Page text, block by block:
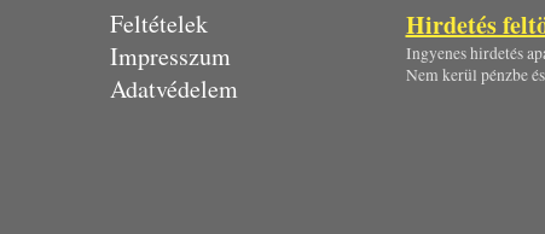
Feltételek
Impresszum
Adatvédelem
Hirdetés
Ingyenes hirdetés
Nem kerül pénzbe